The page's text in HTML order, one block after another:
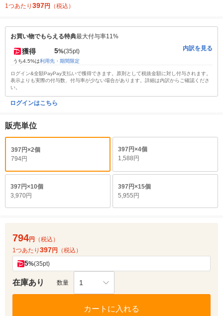
1つあたり 397円 （税込）
お買い物でもらえる特典最大付与率11%
獲得 5%(35pt)
うち4.5%は利用先・期間限定
内訳を見る
ログイン&全額PayPay支払いで獲得できます。原則として税抜金額に対し付与されます。
表示よりも実際の付与数、付与率が少ない場合があります。詳細は内訳からご確認くださ
い。
ログインはこちら
販売単位
397円×2個
794円
397円×4個
1,588円
397円×10個
3,970円
397円×15個
5,955円
794円
（税込）
1つあたり 397円 （税込）
5%(35pt)
在庫あり 数量 1
カートに入れる